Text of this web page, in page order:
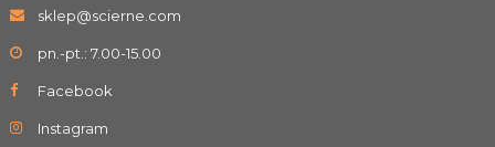
sklep@scierne.com
pn.-pt.: 7.00-15.00
Facebook
Instagram